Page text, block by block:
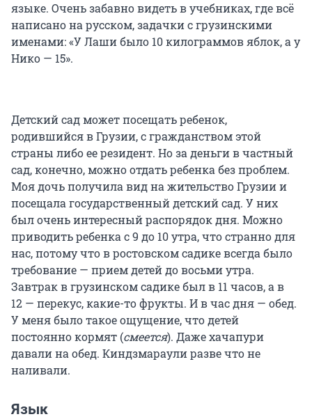
языке. Очень забавно видеть в учебниках, где всё
написано на русском, задачки с грузинскими
именами: «У Лаши было 10 килограммов яблок, а у
Нико — 15».
Детский сад может посещать ребенок,
родившийся в Грузии, с гражданством этой
страны либо ее резидент. Но за деньги в частный
сад, конечно, можно отдать ребенка без проблем.
Моя дочь получила вид на жительство Грузии и
посещала государственный детский сад. У них
был очень интересный распорядок дня. Можно
приводить ребенка с 9 до 10 утра, что странно для
нас, потому что в ростовском садике всегда было
требование — прием детей до восьми утра.
Завтрак в грузинском садике был в 11 часов, а в
12 — перекус, какие-то фрукты. И в час дня — обед.
У меня было такое ощущение, что детей
постоянно кормят (смеется). Даже хачапури
давали на обед. Киндзмараули разве что не
наливали.
Язык